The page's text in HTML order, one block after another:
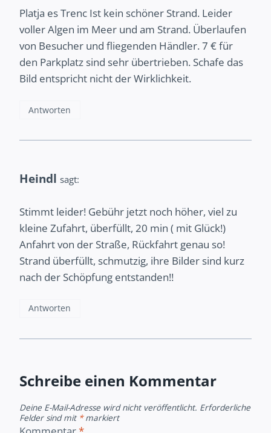
Platja es Trenc Ist kein schöner Strand. Leider
voller Algen im Meer und am Strand. Überlaufen
von Besucher und fliegenden Händler. 7 € für
den Parkplatz sind sehr übertrieben. Schafe das
Bild entspricht nicht der Wirklichkeit.
Antworten
Heindl sagt:
Stimmt leider! Gebühr jetzt noch höher, viel zu
kleine Zufahrt, überfüllt, 20 min ( mit Glück!)
Anfahrt von der Straße, Rückfahrt genau so!
Strand überfüllt, schmutzig, ihre Bilder sind kurz
nach der Schöpfung entstanden!!
Antworten
Schreibe einen Kommentar
Deine E-Mail-Adresse wird nicht veröffentlicht. Erforderliche
Felder sind mit *markiert